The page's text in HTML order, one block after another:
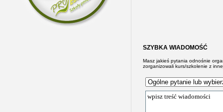
SZYBKA WIADOMOŚĆ
Masz jakieś pytania odnośnie
zorganizowali kurs/szkolenie z